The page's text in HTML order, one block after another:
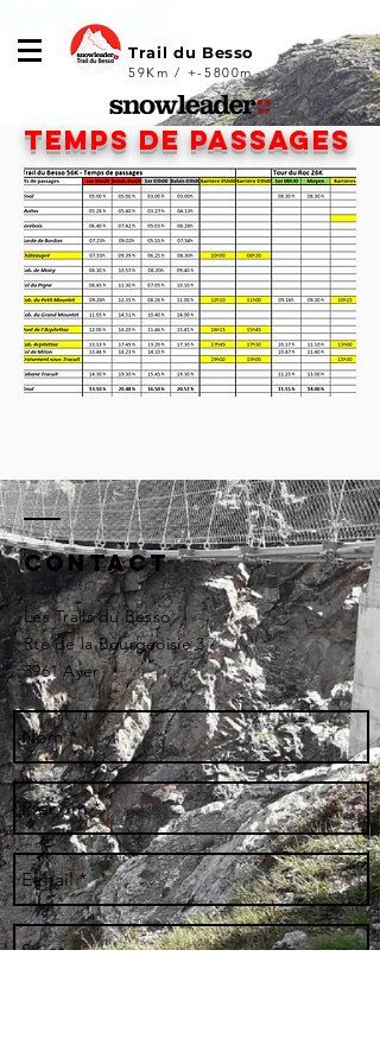
Trail du Besso
59Km / +-5800m
temps de passages
Contact
Les Trails du Besso
Rte de la Bourgeoisie 3
3961 Ayer